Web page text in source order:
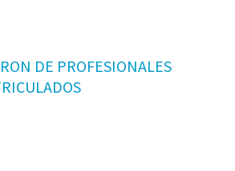
DE PROFESIONALES